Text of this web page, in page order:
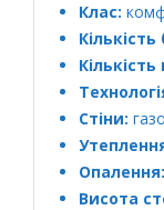
Клас:
Кількість
Стіни:
Опалення:
Висота